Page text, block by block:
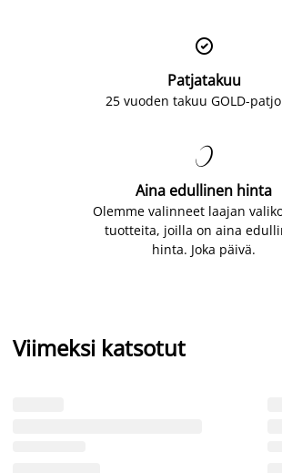

Patjatakuu
25 vuoden takuu GOLD-

Aina edullinen hinta
Olemme valinneet laajan
tuotteita, joilla on aina
hinta. Joka päivä.
Viimeksi katsotut